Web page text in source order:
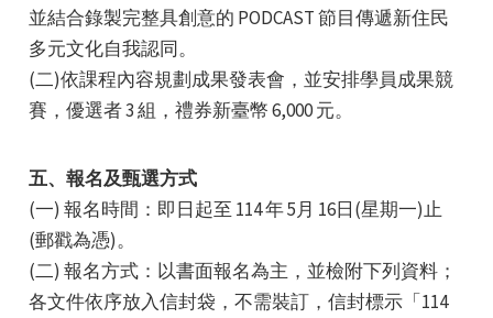
並結合錄製完整具創意的 PODCAST 節目傳遞新住民
多元文化自我認同。
(二)依課程內容規劃成果發表會，並安排學員成果競
賽，優選者 3 組，禮券新臺幣 6,000 元。
五、報名及甄選方式
(一) 報名時間：即日起至 114 年 5月 16日(星期一)止
(郵戳為憑)。
(二) 報名方式：以書面報名為主，並檢附下列資料；
各文件依序放入信封袋，不需裝訂，信封標示「114